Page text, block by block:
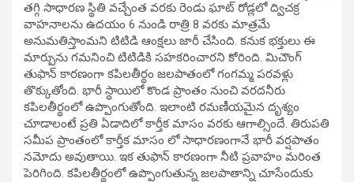
తగ్గి సాధారణ స్థితి వచ్చేంత వరకు రెండు ఘాట్ రోడ్లలో ద్విచక్ర
వాహనాలను ఉదయం 6 నుండి రాత్రి 8 వరకు మాత్రమే
అనుమతిస్తాంమని టిటిడి ఆంక్షలు జారీ చేసింది. కనుక భక్తులు ఈ
మార్పును గమనించి టిటిడికి సహకరించారని కోరింది. మిచౌంగ్
తుఫాన్ కారణంగా కపిలతీర్థం జలపాతంలో గంగమ్మ పరవళ్లు
తొక్కుతోంది. భారీ స్థాయిలో కొండ ప్రాంతం నుంచి వరదనీరు
కపిలతీర్థంలో ఉప్పొంగుతోంది. ఇలాంటి రమణీయమైన దృశ్యం
చూడాలంటే ప్రతి ఏడాదిలో కార్తీక మాసం వరకు ఆగాల్సిందే. తిరుపతి
సమీప ప్రాంతంలో కార్తీక మాసం లో సాధారణంగానే భారీ వర్షపాతం
నమోదు అవుతాయి. ఇక తుఫాన్ కారణంగా నీటి ప్రవాహం మరింత
పెరిగింది. కపిలతీర్థంలో ఉప్పొంగుతున్న జలపాతాన్ని చూసేందుకు